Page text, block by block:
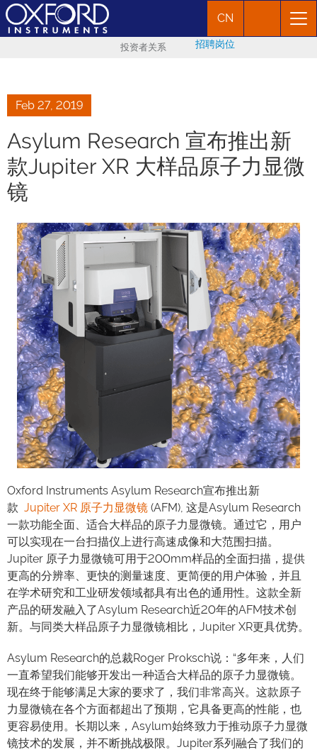
CN
投资者关系 招聘岗位
Feb 27, 2019
Asylum Research 宣布推出新
款Jupiter XR 大样品原子力显微
镜
Oxford Instruments Asylum Research宣布推出新
款 Jupiter XR 原子力显微镜 (AFM), 这是Asylum Research
一款功能全面、适合大样品的原子力显微镜。通过它，用户
可以实现在一台扫描仪上进行高速成像和大范围扫描。
Jupiter 原子力显微镜可用于200mm样品的全面扫描，提供
更高的分辨率、更快的测量速度、更简便的用户体验，并且
在学术研究和工业研发领域都具有出色的通用性。这款全新
产品的研发融入了Asylum Research近20年的AFM技术创
新。与同类大样品原子力显微镜相比，Jupiter XR更具优势。
Asylum Research的总裁Roger Proksch说：“多年来，人们
一直希望我们能够开发出一种适合大样品的原子力显微镜。
现在终于能够满足大家的要求了，我们非常高兴。这款原子
力显微镜在各个方面都超出了预期，它具备更高的性能，也
更容易使用。长期以来，Asylum始终致力于推动原子力显微
镜技术的发展，并不断挑战极限。Jupiter系列融合了我们的